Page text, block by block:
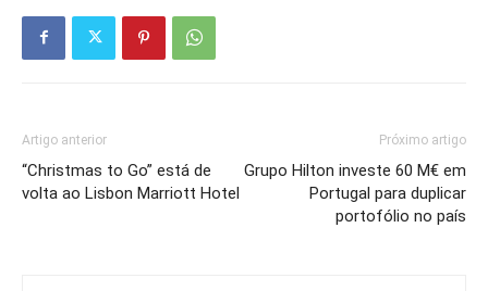
Artigo anterior
“Christmas to Go” está de
volta ao Lisbon Marriott Hotel
Próximo artigo
Grupo Hilton investe 60 M€ em
Portugal para duplicar
portofólio no país